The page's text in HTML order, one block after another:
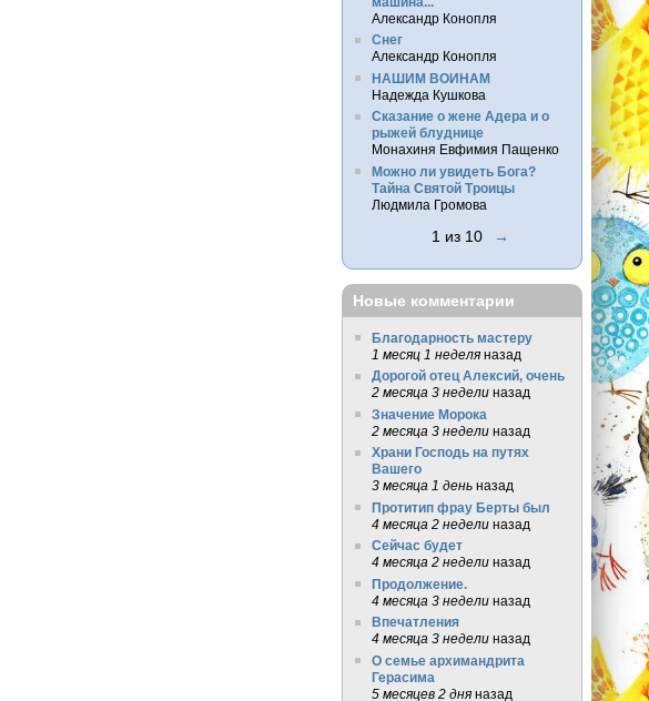
Александр Конопля
Снег
Александр Конопля
НАШИМ ВОИНАМ
Надежда Кушкова
Сказание о жене Адера и о
рыжей блуднице
Монахиня Евфимия Пащенко
Можно ли увидеть Бога?
Тайна Святой Троицы
Людмила Громова
1 из 10 →
Новые комментарии
Благодарность мастеру
1 месяц 1 неделяназад
Дорогой отец Алексий, очень
2 месяца 3 неделиназад
Значение Морока
2 месяца 3 неделиназад
Храни Господь на путях
Вашего
3 месяца 1 деньназад
Протитип фрау Берты был
4 месяца 2 неделиназад
Сейчас будет
4 месяца 2 неделиназад
Продолжение.
4 месяца 3 неделиназад
Впечатления
4 месяца 3 неделиназад
О семье архимандрита
Герасима
5 месяцев 2 дняназад